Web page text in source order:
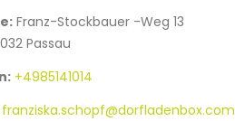
Franz-Stockbauer -Weg 13
Passau
+4985141014
franziska.schopf@dorfladenbox.com